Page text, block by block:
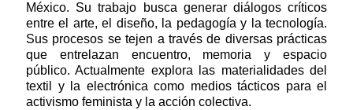
México. Su trabajo busca generar diálogos críticos
entre el arte, el diseño, la pedagogía y la tecnología.
Sus procesos se tejen a través de diversas prácticas
que entrelazan encuentro, memoria y espacio
público. Actualmente explora las materialidades del
textil y la electrónica como medios tácticos para el
activismo feminista y la acción colectiva.